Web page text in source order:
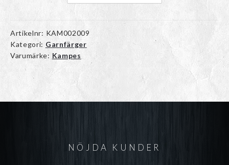
Artikelnr: KAM002009
Kategori: Garnfärger
Varumärke: Kampes
NÖJDA KUNDER